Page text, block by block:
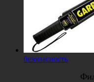
безопасность